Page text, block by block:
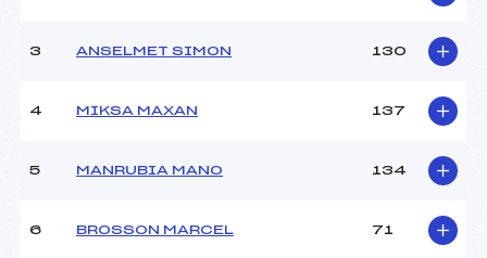
Altitude départ :
Nombre de portes :
3 ANSELMET SIMON 130
4 MIKSA MAXAN 137
5 MANRUBIA MANO 134
6 BROSSON MARCEL 71